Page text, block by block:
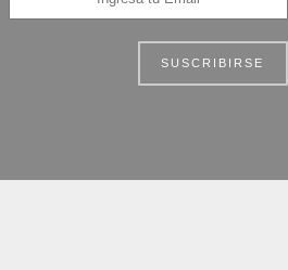
SUSCRIBIRSE